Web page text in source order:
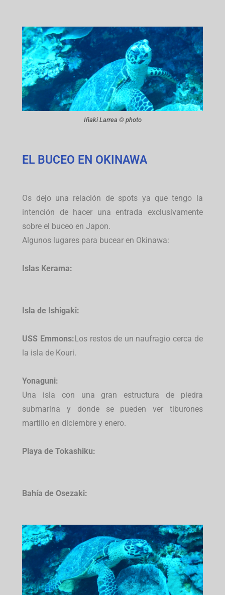
Iñaki Larrea © photo
EL BUCEO EN OKINAWA
Os dejo una relación de spots ya que tengo la
intención de hacer una entrada exclusivamente
sobre el buceo en Japon.
Algunos lugares para bucear en Okinawa:
Islas Kerama:
Isla de Ishigaki:
USS Emmons:Los restos de un naufragio cerca de
la isla de Kouri.
Yonaguni:
Una isla con una gran estructura de piedra
submarina y donde se pueden ver tiburones
martillo en diciembre y enero.
Playa de Tokashiku:
Bahía de Osezaki: